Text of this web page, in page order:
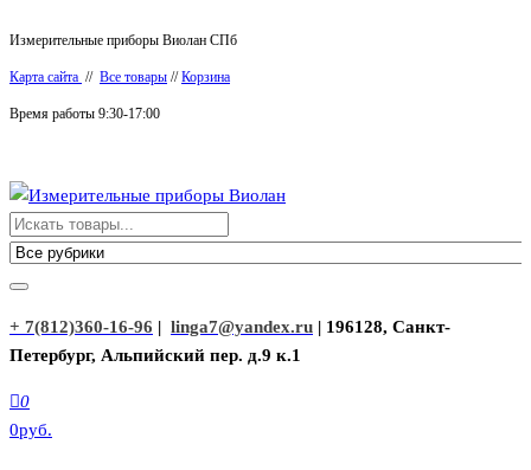
к
содержимому
Измерительные приборы Виолан СПб
Карта сайта // Все товары //Корзина
Время работы 9:30-17:00
Измерительные приборы Виолан
+ 7(812)360-16-96 | linga7@yandex.ru | 196128, Санкт-
Петербург, Альпийский пер. д.9 к.1
0
0руб.